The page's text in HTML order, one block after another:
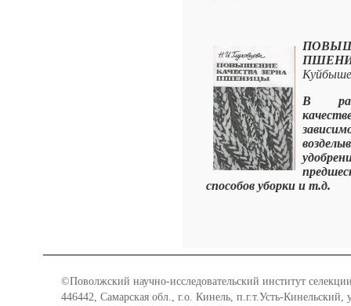
В
способов уборки и т.д.
©Поволжский научно-исследовательский институт
446442, Самарская обл., г.о. Кинель, п.г.т.Усть-Кинельский,